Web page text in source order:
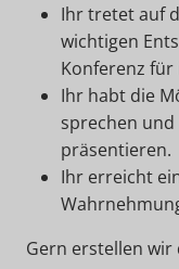
Ihr tretet auf
wichtigen
Konferenz
Ihr habt die
sprechen
präsentieren.
Ihr erreicht
Gern erstellen wir